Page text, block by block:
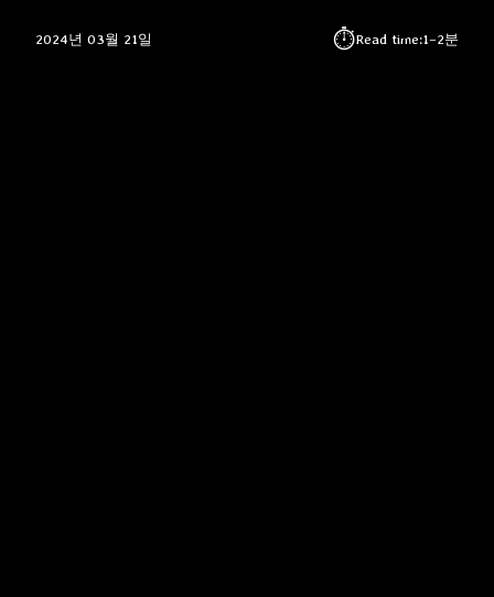
2024년 03월 21일 ⏱︎Read time:1–2분